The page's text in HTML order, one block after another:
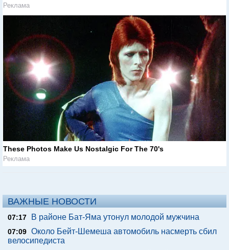
Реклама
These Photos Make Us Nostalgic For The 70's
Реклама
ВАЖНЫЕ НОВОСТИ
07:17 В районе Бат-Яма утонул молодой мужчина
07:09 Около Бейт-Шемеша автомобиль насмерть сбил
велосипедиста